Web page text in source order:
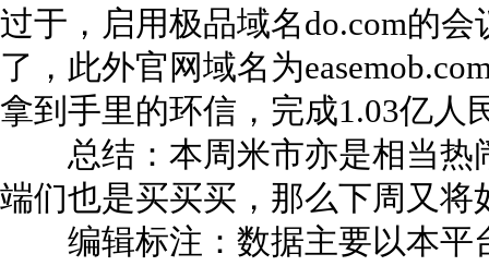
过于，启用极品域名do.com的
了，此外官网域名为
拿到手里的环信，完成1.03亿人
总结：本周米市亦是相当热
端们也是买买买，那么下周又将
编辑标注：数据主要以本平